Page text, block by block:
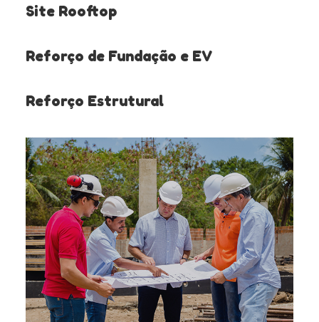
Site Rooftop
Reforço de Fundação e EV
Reforço Estrutural